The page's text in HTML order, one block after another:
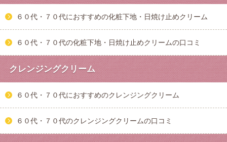
６０代・７０代におすすめの化粧下地・日焼け止めクリーム
６０代・７０代の化粧下地・日焼け止めクリームの口コミ
クレンジングクリーム
６０代・７０代におすすめのクレンジングクリーム
６０代・７０代のクレンジングクリームの口コミ